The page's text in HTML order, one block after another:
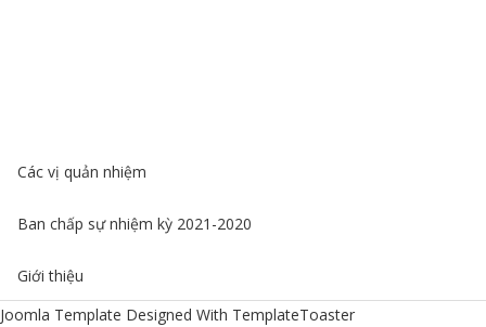
Các vị quản nhiệm
Ban chấp sự nhiệm kỳ 2021-2020
Giới thiệu
Joomla Template Designed With TemplateToaster